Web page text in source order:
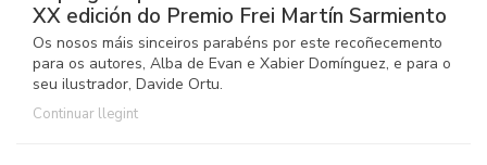
XX edición do Premio Frei Martín Sarmiento
Os nosos máis sinceiros parabéns por este recoñecemento
para os autores, Alba de Evan e Xabier Domínguez, e para o
seu ilustrador, Davide Ortu.
Continuar llegint